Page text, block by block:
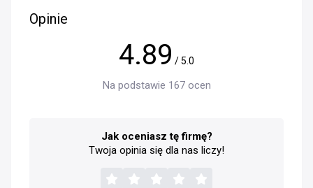
Opinie
4.89 / 5.0
Na podstawie 167 ocen
Jak oceniasz tę firmę?
Twoja opinia się dla nas liczy!